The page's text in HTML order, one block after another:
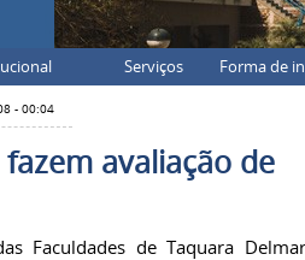
Serviços Forma de
- 00:04
avaliação de
Faculdades de Taquara